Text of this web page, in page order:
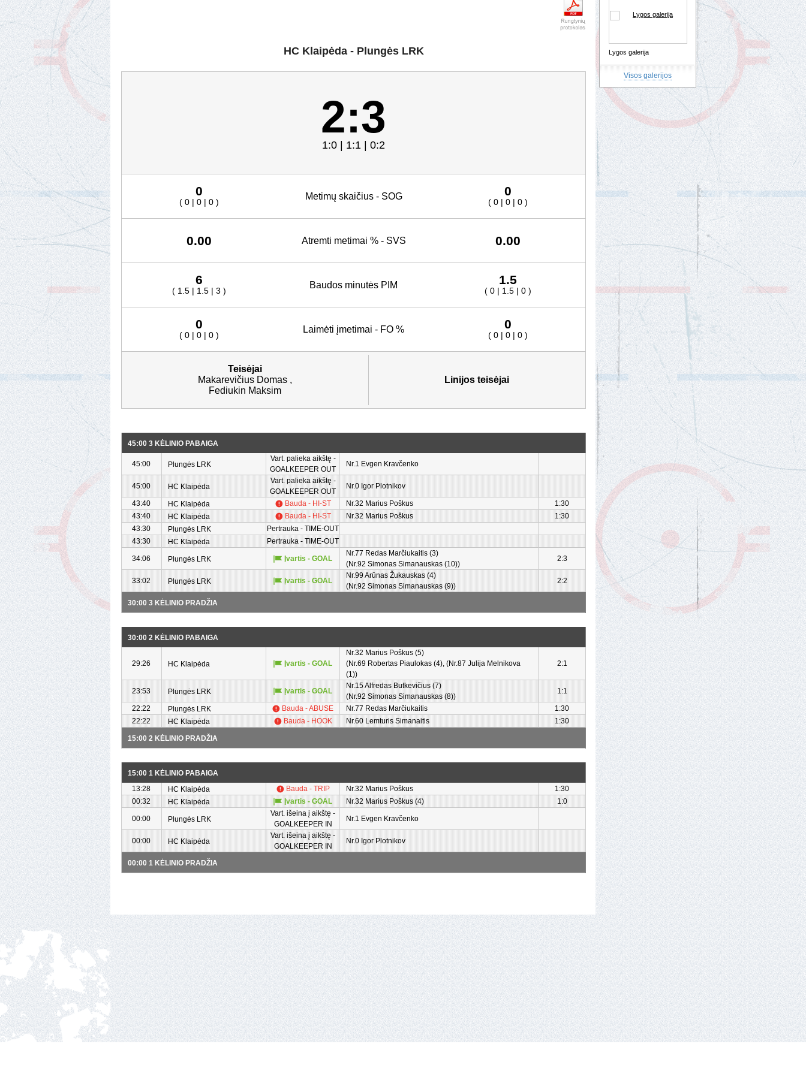
HC Klaipėda - Plungės LRK
2:3
1:0 | 1:1 | 0:2
0
( 0 | 0 | 0 )
Metimų skaičius - SOG 0
( 0 | 0 | 0 )
0.00 Atremti metimai % - SVS 0.00
6
( 1.5 | 1.5 | 3 )
Baudos minutės PIM 1.5
( 0 | 1.5 | 0 )
0
( 0 | 0 | 0 )
Laimėti įmetimai - FO % 0
( 0 | 0 | 0 )
Teisėjai
Makarevičius Domas ,
Fediukin Maksim
Linijos teisėjai
45:00 3 KĖLINIO PABAIGA
45:00 Plungės LRK
Vart. palieka aikštę -
GOALKEEPER OUT
Nr.1 Evgen Kravčenko
45:00 HC Klaipėda
Vart. palieka aikštę -
GOALKEEPER OUT
Nr.0 Igor Plotnikov
43:40 HC Klaipėda Bauda - HI-ST Nr.32 Marius Poškus
1:30
43:40
HC Klaipėda Bauda - HI-ST Nr.32 Marius Poškus
1:30
43:30
Plungės LRK
Pertrauka - TIME-OUT
43:30
HC Klaipėda Pertrauka - TIME-OUT
34:06 Plungės LRK Įvartis - GOAL
Nr.77 Redas Marčiukaitis (3)
(Nr.92 Simonas Simanauskas (10))
2:3
33:02 Plungės LRK Įvartis - GOAL
Nr.99 Arūnas Žukauskas (4)
(Nr.92 Simonas Simanauskas (9))
2:2
30:00 3 KĖLINIO PRADŽIA
30:00 2 KĖLINIO PABAIGA
29:26 HC Klaipėda Įvartis - GOAL
Nr.32 Marius Poškus (5)
(Nr.69 Robertas Piaulokas (4), (Nr.87 Julija Melnikova
(1))
2:1
23:53 Plungės LRK Įvartis - GOAL
Nr.15 Alfredas Butkevičius (7)
(Nr.92 Simonas Simanauskas (8))
1:1
22:22 Plungės LRK Bauda - ABUSE Nr.77 Redas Marčiukaitis
1:30
22:22
HC Klaipėda Bauda - HOOK Nr.60 Lemturis Simanaitis 1:30
15:00 2 KĖLINIO PRADŽIA
15:00 1 KĖLINIO PABAIGA
13:28
HC Klaipėda Bauda - TRIP Nr.32 Marius Poškus
1:30
00:32
HC Klaipėda Įvartis - GOAL Nr.32 Marius Poškus (4) 1:0
00:00 Plungės LRK
Vart. išeina į aikštę -
GOALKEEPER IN
Nr.1 Evgen Kravčenko
00:00 HC Klaipėda
Vart. išeina į aikštę -
GOALKEEPER IN
Nr.0 Igor Plotnikov
00:00 1 KĖLINIO PRADŽIA
Lygos galerija
Visos galerijos